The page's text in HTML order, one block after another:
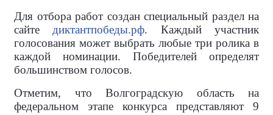
Для отбора работ создан специальный раздел на
сайте диктантпобеды.рф. Каждый участник
голосования может выбрать любые три ролика в
каждой номинации. Победителей определят
большинством голосов.
Отметим, что Волгоградскую область на
федеральном этапе конкурса представляют 9